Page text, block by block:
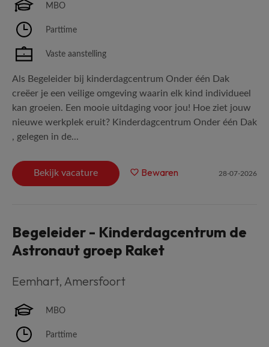
MBO
Parttime
Vaste aanstelling
Als Begeleider bij kinderdagcentrum Onder één Dak
creëer je een veilige omgeving waarin elk kind individueel
kan groeien. Een mooie uitdaging voor jou! Hoe ziet jouw
nieuwe werkplek eruit? Kinderdagcentrum Onder één Dak
, gelegen in de...
Bekijk vacature Bewaren 28-07-2026
Begeleider - Kinderdagcentrum de
Astronaut groep Raket
Eemhart, Amersfoort
MBO
Parttime